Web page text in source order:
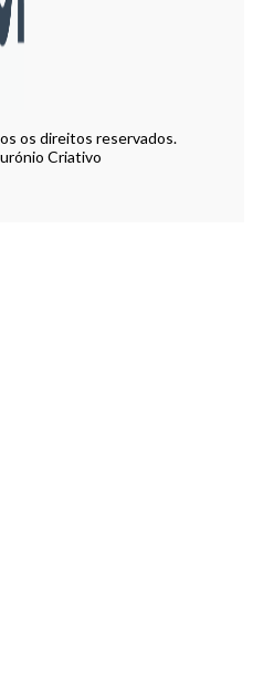
os direitos reservados.
Criativo